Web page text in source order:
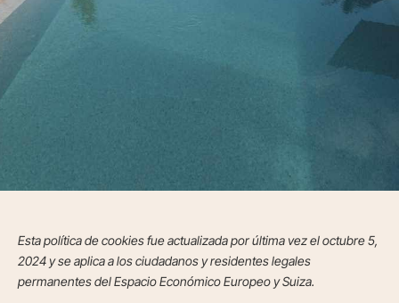
Esta política de cookies fue actualizada por última vez el octubre 5,
2024 y se aplica a los ciudadanos y residentes legales
permanentes del Espacio Económico Europeo y Suiza.